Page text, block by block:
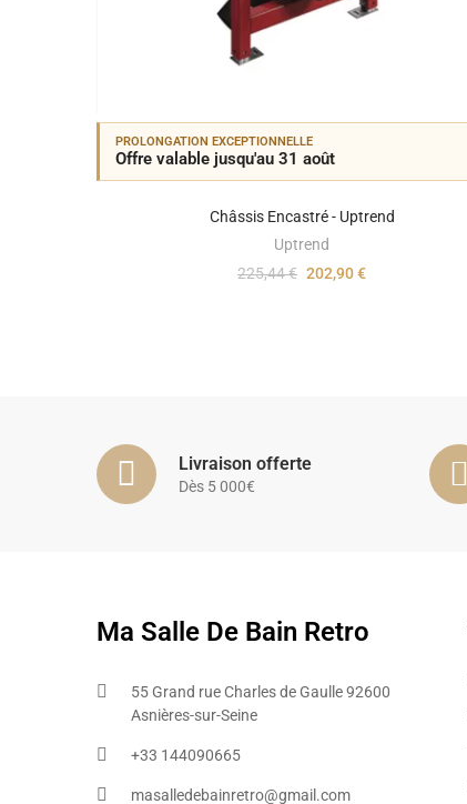
PROLONGATION EXCEPTIONNELLE
Offre valable jusqu'au 31 août
Châssis Encastré - Uptrend
Uptrend
225,44 € 202,90 €
Livraison offerte
Dès 5 000€
Ma Salle De Bain Retro
55 Grand rue Charles de Gaulle 92600
Asnières-sur-Seine
+33 144090665​
masalledebainretro@gmail.com